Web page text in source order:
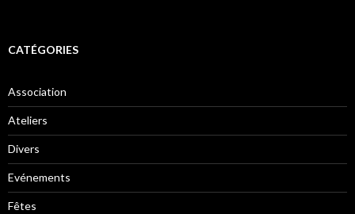
CATÉGORIES
Association
Ateliers
Divers
Evénements
Fêtes